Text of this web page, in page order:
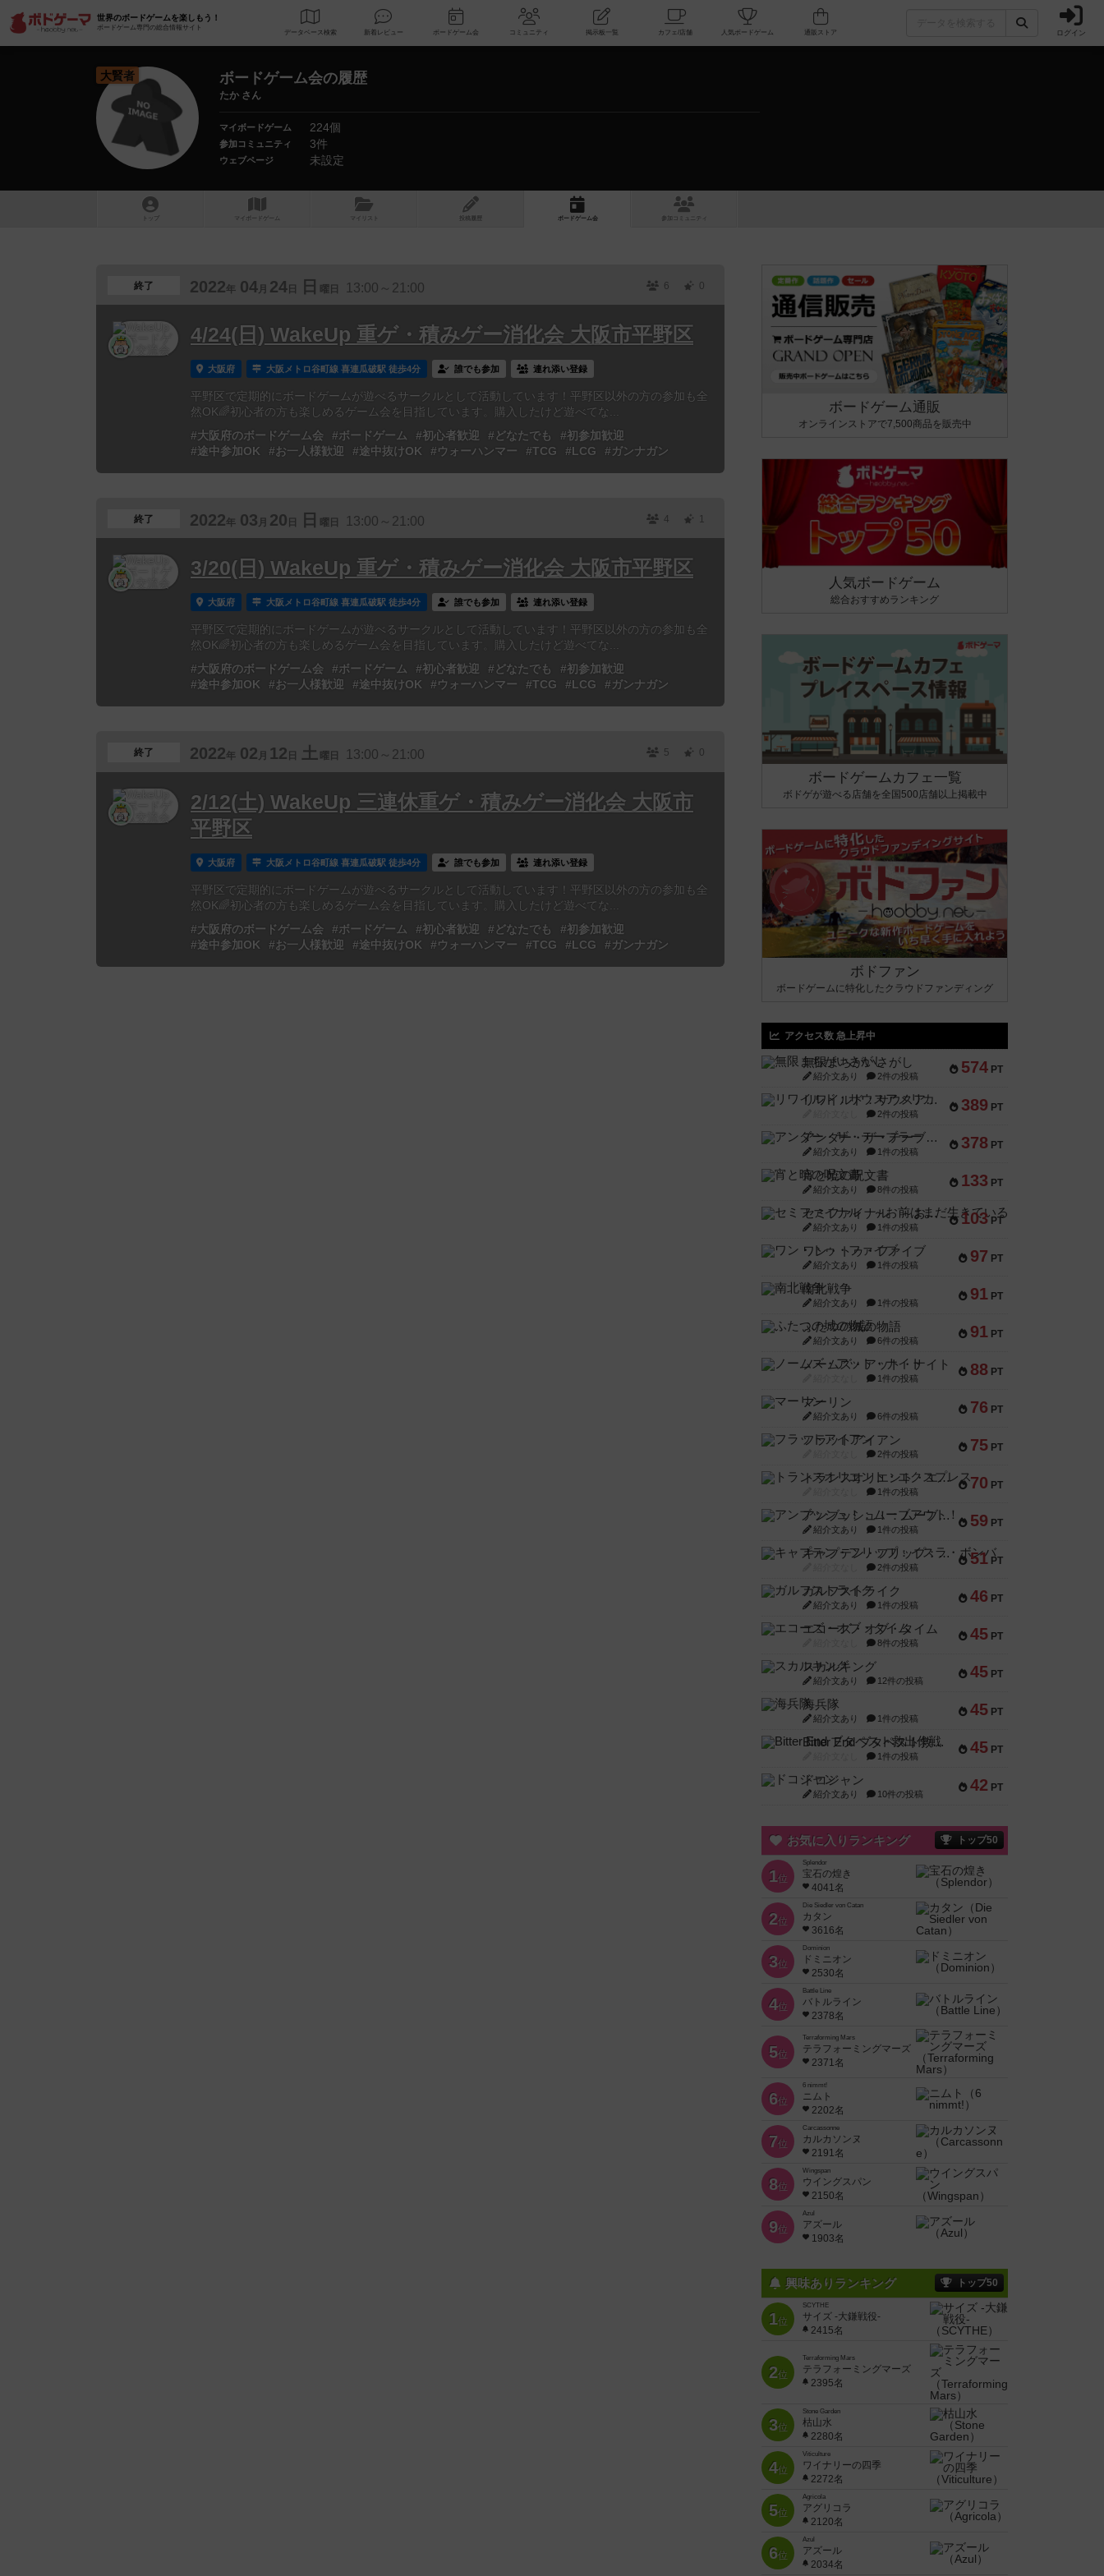
世界のボードゲームを楽しもう！
ボードゲーム専門の総合情報サイト
データベース 検索 新着レビュー ボードゲーム会 コミュニティ 掲示板一覧 カフェ/店舗 人気ボードゲーム ログイン
大賢者 ボードゲーム会の履歴
たか さん
マイボードゲーム 224個
参加コミュニティ 3件
ウェブページ 未設定
トップ マイボードゲーム マイリスト 投稿履歴 ボ ードゲーム会 コミュニティ
終了 2022年 04 月 24 日 曜日 13:00～21:00 6 0
4/24(日) WakeUp 重ゲ・積みゲー消化会 大阪市平野区
大阪府 大阪メトロ谷町線 喜連瓜破駅 徒歩4分 誰でも参加 連れ添い登録
平野区で定期的にボードゲームが遊べるサークルとして活動しています！平野区以外の方の参加も全
然OK🌈初心者の方も楽しめるゲーム会を目指しています。購入したけど遊べてな...
#大阪府のボードゲーム会
#ボードゲーム #初心者歓迎 #どなたでも
#初参加歓迎
#途中参加OK
#お一人様歓迎 #途中抜けOK #ウォーハンマー #TCG #LCG #ガンナガン
終了 2022年 03 月 20 日 曜日 13:00～21:00 4 1
3/20(日) WakeUp 重ゲ・積みゲー消化会 大阪市平野区
大阪府 大阪メトロ谷町線 喜連瓜破駅 徒歩4分 誰でも参加 連れ添い登録
平野区で定期的にボードゲームが遊べるサークルとして活動しています！平野区以外の方の参加も全
然OK🌈初心者の方も楽しめるゲーム会を目指しています。購入したけど遊べてな...
#大阪府のボードゲーム会
#ボードゲーム #初心者歓迎 #どなたでも
#初参加歓迎
#途中参加OK
#お一人様歓迎 #途中抜けOK #ウォーハンマー #TCG #LCG #ガンナガン
終了 2022年 02 月 12 土 曜日 13:00～21:00 5 0
2/12(土) WakeUp 三連休重ゲ・積みゲー消化会 大阪市
平野区
大阪府 大阪メトロ谷町線 喜連瓜破駅 徒歩4分 誰でも参加 連れ添い登録
平野区で定期的にボードゲームが遊べるサークルとして活動しています！平野区以外の方の参加も全
然OK🌈初心者の方も楽しめるゲーム会を目指しています。購入したけど遊べてな...
#大阪府のボードゲーム会
#ボードゲーム #初心者歓迎 #どなたでも
#初参加歓迎
#途中参加OK
#お一人様歓迎 #途中抜けOK #ウォーハンマー #TCG #LCG #ガンナガン
ボードゲーム通販
オンラインストアで7,500商品を販売中
人気ボードゲーム
総合おすすめランキング
ボードゲームカフェ一覧
ボドゲが遊べる店舗を全国500店舗以上掲載中
ボドファン
ボードゲームに特化したクラウドファンディング
アクセス数 急上昇中
574 PT
無限まちがいさがし
紹介文あり 2件の投稿
389 PT
リワイルド：サウスアメリカ
2件の投稿
378 PT
アンダー・ザ・テーブラー
紹介文あり 1件の投稿
133 PT
宵と暁の呪文書
紹介文あり 8件の投稿
103 PT
セミファイナル ～お前はまだ生きている～
紹介文あり 1件の投稿
97 PT
ワン・トゥ・ファイブ
紹介文あり 1件の投稿
91 PT
南北戦争
紹介文あり 1件の投稿
91 PT
ふたつの城の物語
紹介文あり 6件の投稿
88 PT
ノームズ・アット・ナイト
1件の投稿
76 PT
マーリン
紹介文あり 6件の投稿
75 PT
フラットアイアン
2件の投稿
70 PT
トランスオリエント・エクスプレス
1件の投稿
59 PT
アンブッシュ！：ムーブアウト！
紹介文あり 1件の投稿
51 PT
キャプテン・フリップ：イスラ・ボンバ
2件の投稿
46 PT
ガルフストライク
紹介文あり 1件の投稿
45 PT
エコーズ・オブ・タイム
8件の投稿
45 PT
スカルキング
紹介文あり 12件の投稿
45 PT
海兵隊
紹介文あり 1件の投稿
45 PT
Bitter End ブタペスト救出作戦
1件の投稿
42 PT
ドコジャン
紹介文あり 10件の投稿
お気に入りランキング トップ50
1位
Splendor
宝石の煌き
4041名
2位
Die Siedler von Catan
カタン
3616名
3位
Dominion
ドミニオン
2530名
4位
Battle Line
バトルライン
2378名
5位
Terraforming Mars
テラフォーミングマーズ
2371名
6位
6 nimmt!
ニムト
2202名
7位
Carcassonne
カルカソンヌ
2191名
8位
Wingspan
ウイングスパン
2150名
9位
Azul
アズール
1903名
興味ありランキング トップ50
1位
SCYTHE
サイズ -大鎌戦役-
2415名
2位
Terraforming Mars
テラフォーミングマーズ
2395名
3位
Stone Garden
枯山水
2280名
4位
Viticulture
ワイナリーの四季
2272名
5位
Agricola
アグリコラ
2120名
6位
Azul
アズール
2034名